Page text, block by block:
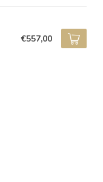
€557,00